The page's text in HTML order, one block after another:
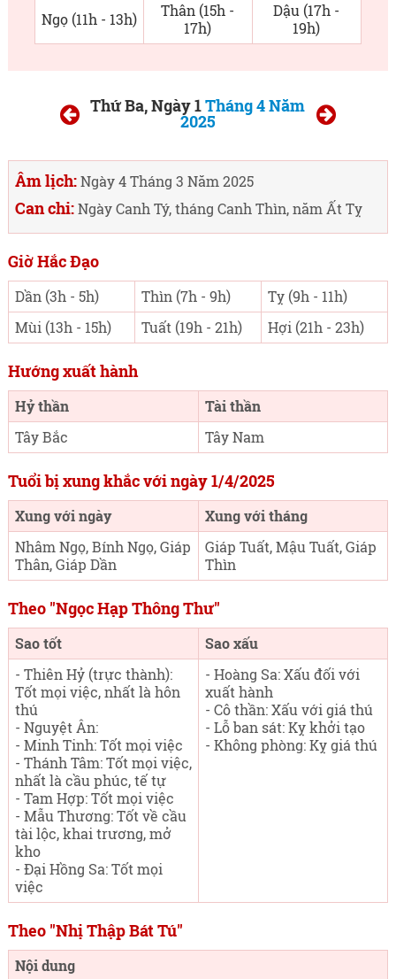
Ngọ (11h - 13h)
Thân (15h -
17h)
Dậu (17h -
19h)
Thứ Ba, Ngày 1Tháng 4 Năm
2025
Âm lịch:Ngày 4 Tháng 3 Năm 2025
Can chi:Ngày Canh Tý, tháng Canh Thìn, năm Ất Tỵ
Giờ Hắc Đạo
Dần (3h - 5h) Thìn (7h - 9h)
Tỵ (9h - 11h)
Mùi (13h - 15h)
Tuất (19h - 21h) Hợi (21h - 23h)
Hướng xuất hành
Hỷ thần
Tài thần
Tây Bắc
Tây Nam
Tuổi bị xung khắc với ngày 1/4/2025
Xung với ngày
Xung với tháng
Nhâm Ngọ, Bính Ngọ, Giáp
Thân, Giáp Dần
Giáp Tuất, Mậu Tuất, Giáp
Thìn
Theo "Ngọc Hạp Thông Thư"
Sao tốt
Sao xấu
- Thiên Hỷ (trực thành):
Tốt mọi việc, nhất là hôn
thú
- Nguyệt Ân:
- Minh Tinh: Tốt mọi việc
- Thánh Tâm: Tốt mọi việc,
nhất là cầu phúc, tế tự
- Tam Hợp: Tốt mọi việc
- Mẫu Thương: Tốt về cầu
tài lộc, khai trương, mở
kho
- Đại Hồng Sa: Tốt mọi
việc
- Hoàng Sa: Xấu đối với
xuất hành
- Cô thần: Xấu với giá thú
- Lỗ ban sát: Kỵ khởi tạo
- Không phòng: Kỵ giá thú
Theo "Nhị Thập Bát Tú"
Nội dung